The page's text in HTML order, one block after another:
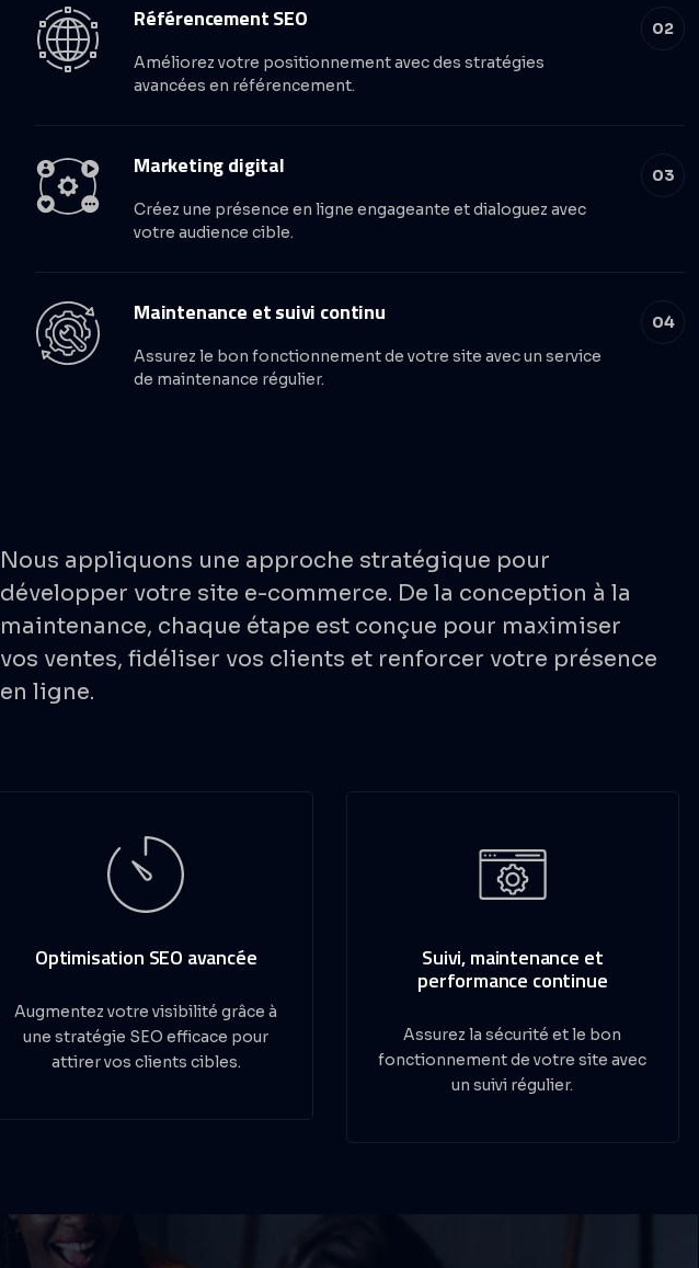
02
Référencement SEO
Améliorez votre positionnement avec des stratégies
avancées en référencement.
03
Marketing digital
Créez une présence en ligne engageante et dialoguez avec
votre audience cible.
04
Maintenance et suivi continu
Assurez le bon fonctionnement de votre site avec un service
de maintenance régulier.
Nous appliquons une approche stratégique pour
développer votre site e-commerce. De la conception à la
maintenance, chaque étape est conçue pour maximiser
vos ventes, fidéliser vos clients et renforcer votre présence
en ligne.
Optimisation SEO avancée
Augmentez votre visibilité grâce à
une stratégie SEO efficace pour
attirer vos clients cibles.
Suivi, maintenance et
performance continue
Assurez la sécurité et le bon
fonctionnement de votre site avec
un suivi régulier.